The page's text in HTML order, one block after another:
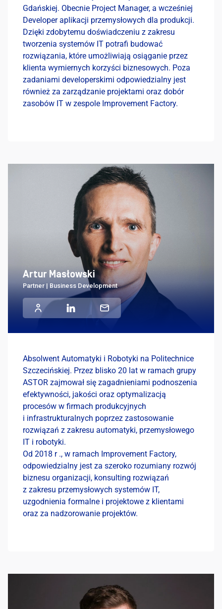
Gdańskiej. Obecnie Project Manager, a wcześniej
Developer aplikacji przemysłowych dla produkcji.
Dzięki zdobytemu doświadczeniu z zakresu
tworzenia systemów IT potrafi budować
rozwiązania, które umożliwiają osiąganie przez
klienta wymiernych korzyści biznesowych. Poza
zadaniami developerskimi odpowiedzialny jest
również za zarządzanie projektami oraz dobór
zasobów IT w zespole Improvement Factory.
Artur Masłowski
Partner | Business Development
Absolwent Automatyki i Robotyki na Politechnice
Szczecińskiej. Przez blisko 20 lat w ramach grupy
ASTOR zajmował się zagadnieniami podnoszenia
efektywności, jakości oraz optymalizacją
procesów w firmach produkcyjnych
i infrastrukturalnych poprzez zastosowanie
rozwiązań z zakresu automatyki, przemysłowego
IT i robotyki.
Od 2018 r ., w ramach Improvement Factory,
odpowiedzialny jest za szeroko rozumiany rozwój
biznesu organizacji, konsulting rozwiązań
z zakresu przemysłowych systemów IT,
uzgodnienia formalne i projektowe z klientami
oraz za nadzorowanie projektów.